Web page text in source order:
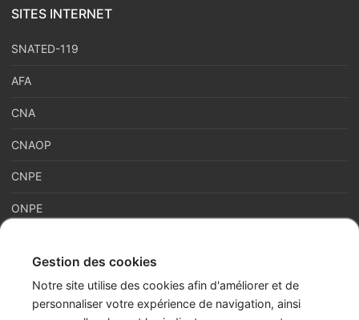
Gestion des cookies
Notre site utilise des cookies afin d'améliorer et de
personnaliser votre expérience de navigation, ainsi
SITES INTERNET
SNATED-119
AFA
CNA
CNAOP
CNPE
ONPE
France Enfance Protégée, mis en place le 5 janvier 2023,
regroupe en son sein plusieurs acteurs de la prévention et de la
protection et de la prévention de l’enfance : adoption, enfance